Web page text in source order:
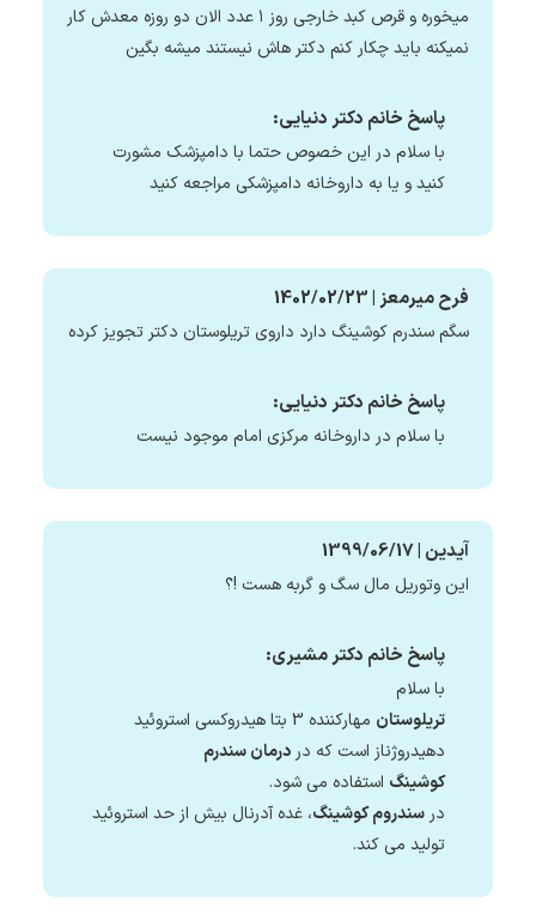
میخوره و قرص کبد خارجی روز ۱ عدد الان دو روزه معدش کار
نمیکنه باید چکار کنم دکتر هاش نیستند میشه بگین
پاسخ خانم دکتر دنیایی:
با سلام در این خصوص حتما با دامپزشک مشورت
کنید و یا به داروخانه دامپزشکی مراجعه کنید
فرح میرمعز | 1402/02/23
سگم سندرم کوشینگ دارد داروی تریلوستان دکتر تجویز کرده
پاسخ خانم دکتر دنیایی:
با سلام در داروخانه مرکزی امام موجود نیست
آیدین | 1399/06/17
این وتوریل مال سگ و گربه هست !؟
پاسخ خانم دکتر مشیری:
با سلام
تريلوستان
مهارکننده 3 بتا هيدروكسي استروئيد
دهيدروژناز است كه در درمان سندرم
كوشينگ استفاده مي شود.
در سندروم کوشینگ، غده آدرنال بیش از حد استروئید
تولید می کند.